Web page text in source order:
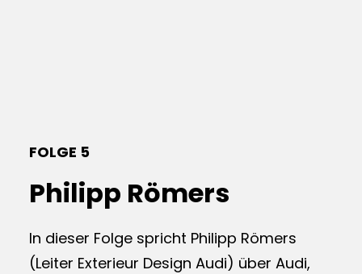
FOLGE 5
Philipp Römers
In dieser Folge spricht Philipp Römers
(Leiter Exterieur Design Audi) über Audi,